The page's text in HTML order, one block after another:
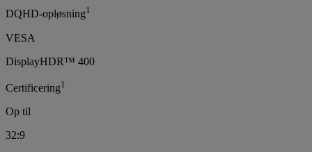
DQHD-opløsning1
VESA
DisplayHDR™ 400
Certificering1
Op til
32:9